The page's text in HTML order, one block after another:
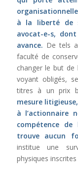
à la liberté de
avocat-e-s,
avance. De tels
faculté de
changer le but
voyant obligés,
titres à un prix
mesure
à l’actionnaire
compétence
trouve aucun
institue une
physiques